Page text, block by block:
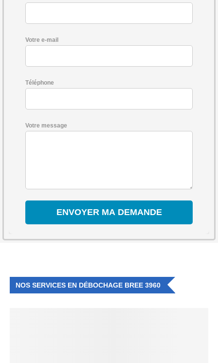
Votre e-mail
Téléphone
Votre message
NOS SERVICES EN DÉBOCHAGE BREE 3960